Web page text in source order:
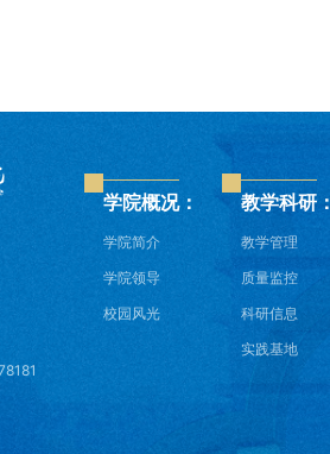
学院概况：
学院简介
学院领导
校园风光
教学科研：
教学管理
质量监控
科研信息
实践基地